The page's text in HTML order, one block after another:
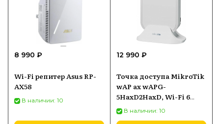
8 990 ₽
Wi-Fi репитер Asus RP-
AX58
В наличии: 10
12 990 ₽
Точка доступа MikroTik
wAP ax wAPG-
5HaxD2HaxD, Wi-Fi 6
2,4/5 ГГц, PoE-in
В наличии: 10